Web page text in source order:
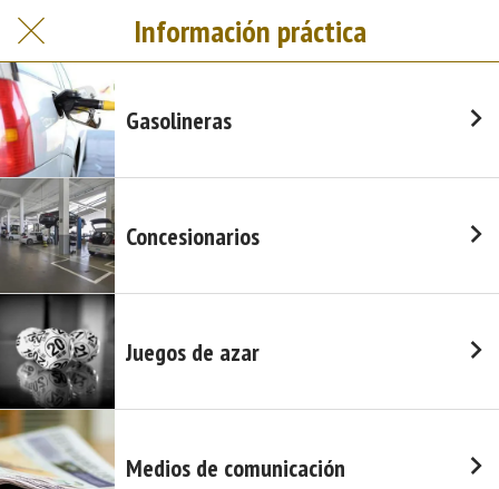
Información práctica
Gasolineras
Concesionarios
Juegos de azar
Medios de comunicación